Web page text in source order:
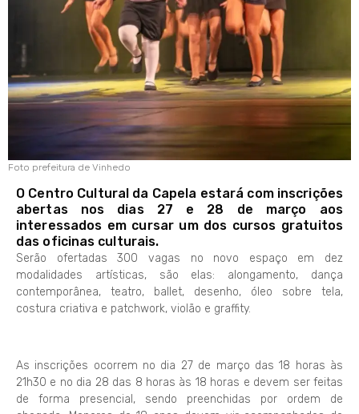
Foto prefeitura de Vinhedo
O Centro Cultural da Capela estará com inscrições
abertas nos dias 27 e 28 de março aos
interessados em cursar um dos cursos gratuitos
das oficinas culturais.
Serão ofertadas 300 vagas no novo espaço em dez
modalidades artísticas, são elas: alongamento, dança
contemporânea, teatro, ballet, desenho, óleo sobre tela,
costura criativa e patchwork, violão e graffity.
As inscrições ocorrem no dia 27 de março das 18 horas às
21h30 e no dia 28 das 8 horas às 18 horas e devem ser feitas
de forma presencial, sendo preenchidas por ordem de